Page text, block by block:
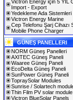
Victron Energy için 5 YIL
Import - Export
Yedekleme Ada Sistemleri
Victron Energy Marine
Cep Telefonu Şarj Cihazı
Mobile Phone Charger
GÜNEŞ PANELLERI
NORM Güneş Panelleri
AXITEC Güneş Paneli
Waaree Güneş Paneli
EcoDelta Güneş Paneli
SunPower Güneş Paneli
TopraySolar Modules
Sunrise / Solartech
Thin Film PV solar module
Victron BlueSolar Panels